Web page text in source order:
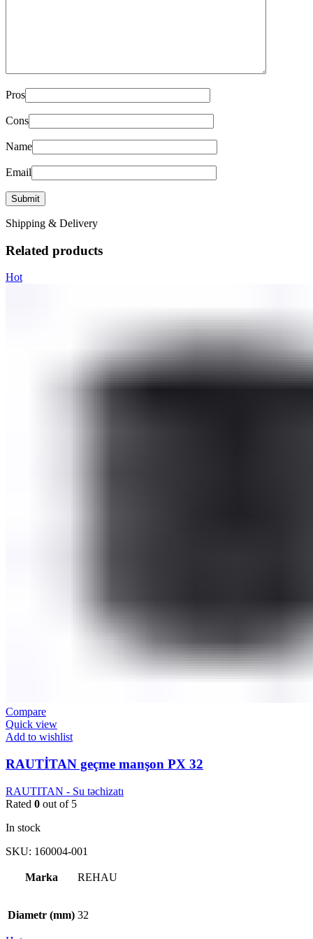
Pros
Cons
Name
Email
Shipping & Delivery
Related products
Hot
Compare
Quick view
Add to wishlist
RAUTİTAN geçme manşon PX 32
RAUTITAN - Su təchizatı
Rated 0 out of 5
In stock
SKU: 160004-001
Marka REHAU
Diametr (mm) 32